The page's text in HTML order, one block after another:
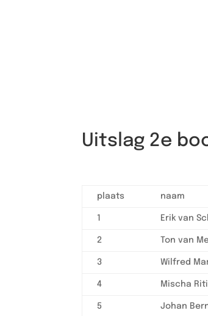
Uitslag 2e
plaats naam
1 Erik van
2 Ton van
3 Wilfred
4 Mischa
5 Johan